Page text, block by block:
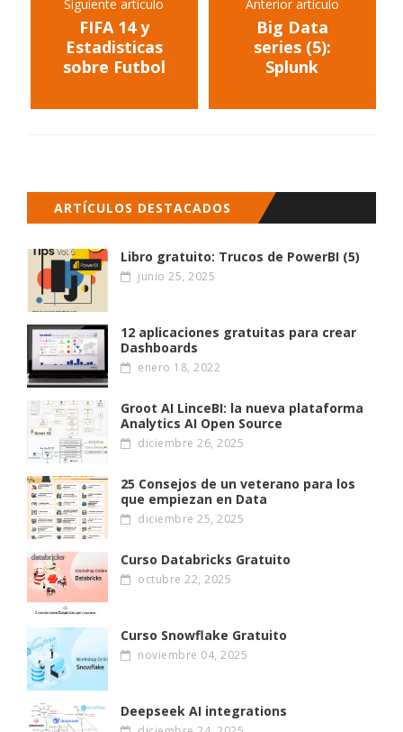
Siguiente artículo
FIFA 14 y
Estadisticas
sobre Futbol
Anterior artículo
Big Data
series (5):
Splunk
ARTÍCULOS DESTACADOS
Libro gratuito: Trucos de PowerBI (5)
junio 25, 2025
12 aplicaciones gratuitas para crear
Dashboards
enero 18, 2022
Groot AI LinceBI: la nueva plataforma
Analytics AI Open Source
diciembre 26, 2025
25 Consejos de un veterano para los
que empiezan en Data
diciembre 25, 2025
Curso Databricks Gratuito
octubre 22, 2025
Curso Snowflake Gratuito
noviembre 04, 2025
Deepseek AI integrations